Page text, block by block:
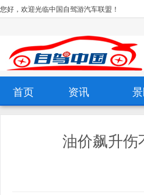
您好，欢迎光临中国自驾游汽车联盟！
首页 资讯
油价飙升伤